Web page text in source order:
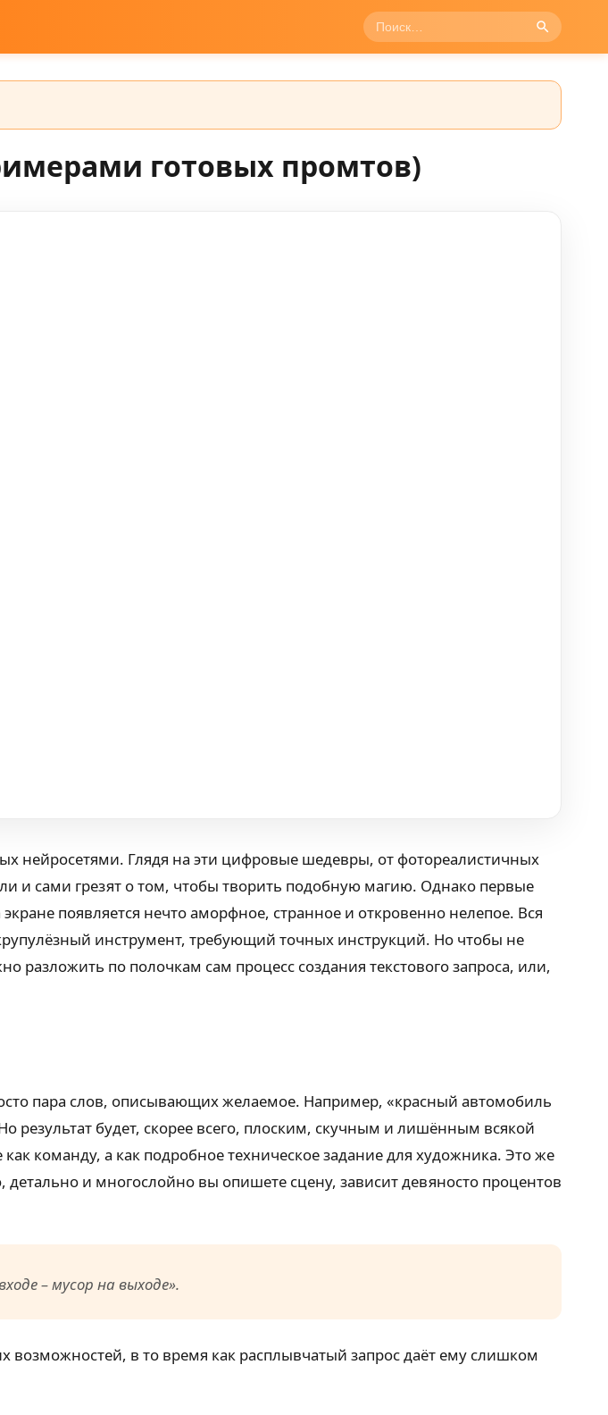
готовых промтов)
нейросетями. Глядя на эти цифровые шедевры, от фотореалистичных
и сами грезят о том, чтобы творить подобную магию. Однако первые
появляется нечто аморфное, странное и откровенно нелепое. Вся
инструмент, требующий точных инструкций. Но чтобы не
по полочкам сам процесс создания текстового запроса, или,
пара слов, описывающих желаемое. Например, «красный автомобиль
результат будет, скорее всего, плоским, скучным и лишённым всякой
команду, а как подробное техническое задание для художника. Это же
и многослойно вы опишете сцену, зависит девяносто процентов
– мусор на выходе».
в то время как расплывчатый запрос даёт ему слишком